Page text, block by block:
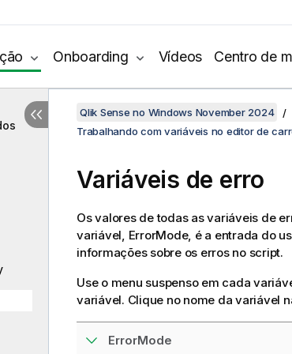
Onboarding Vídeos Centro de
Qlik Sense no Windows November 2024
Trabalhando com variáveis no editor de
Variáveis de erro
Os valores de todas as variáveis de
variável, ErrorMode, é a entrada do
informações sobre os erros no script.
Use o menu suspenso em cada
variável. Clique no nome da variável
ErrorMode